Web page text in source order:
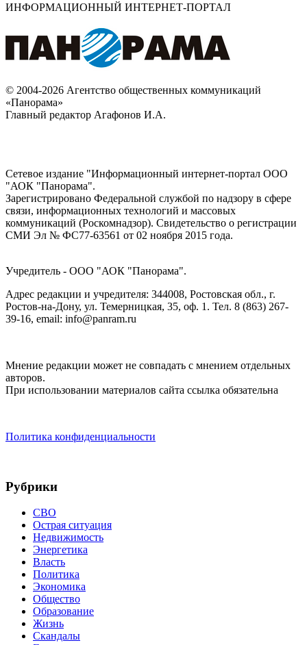
ИНФОРМАЦИОННЫЙ ИНТЕРНЕТ-ПОРТАЛ
© 2004-2026 Агентство общественных коммуникаций
«Панорама»
Главный редактор Агафонов И.А.
Сетевое издание "Информационный интернет-портал ООО
"АОК "Панорама".
Зарегистрировано Федеральной службой по надзору в сфере
связи, информационных технологий и массовых
коммуникаций (Роскомнадзор). Cвидетельство о регистрации
СМИ Эл № ФС77-63561 от 02 ноября 2015 года.
Учредитель - ООО "АОК "Панорама".
Адрес редакции и учредителя: 344008, Ростовская обл., г.
Ростов-на-Дону, ул. Темерницкая, 35, оф. 1. Тел. 8 (863) 267-
39-16, email: info@panram.ru
Мнение редакции может не совпадать с мнением отдельных
авторов.
При использовании материалов сайта ссылка обязательна
Политика конфиденциальности
Рубрики
СВО
Острая ситуация
Недвижимость
Энергетика
Власть
Политика
Экономика
Общество
Образование
Жизнь
Скандалы